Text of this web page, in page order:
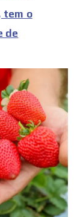
tem o
de